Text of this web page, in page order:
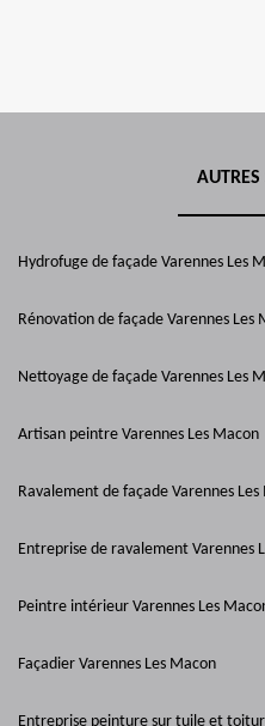
AUTRES
Hydrofuge de façade Varennes Les
Rénovation de façade Varennes Les
Nettoyage de façade Varennes Les
Artisan peintre Varennes Les Macon
Ravalement de façade Varennes Les
Entreprise de ravalement Varennes
Peintre intérieur Varennes Les
Façadier Varennes Les Macon
Entreprise peinture sur tuile et